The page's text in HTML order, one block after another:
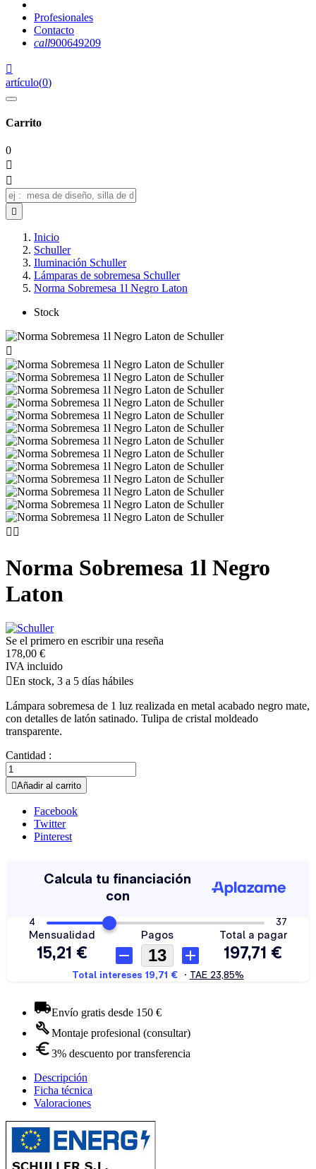
Profesionales
Contacto
call900649209

artículo(0)
Carrito
0



Inicio
Schuller
Iluminación Schuller
Lámparas de sobremesa Schuller
Norma Sobremesa 1l Negro Laton
Stock

 
Norma Sobremesa 1l Negro
Laton
Se el primero en escribir una reseña
178,00 €
IVA incluido
En stock, 3 a 5 días hábiles
Lámpara sobremesa de 1 luz realizada en metal acabado negro mate,
con detalles de latón satinado. Tulipa de cristal moldeado
transparente.
Cantidad :
Añadir al carrito
Facebook
Twitter
Pinterest
Envío gratis desde 150 €
Montaje profesional (consultar)
3% descuento por transferencia
Descripción
Ficha técnica
Valoraciones